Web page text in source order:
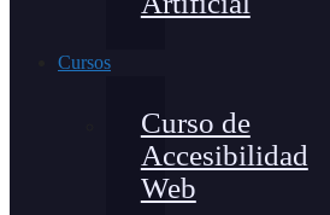
Cursos
Curso de
Accesibilidad
Web